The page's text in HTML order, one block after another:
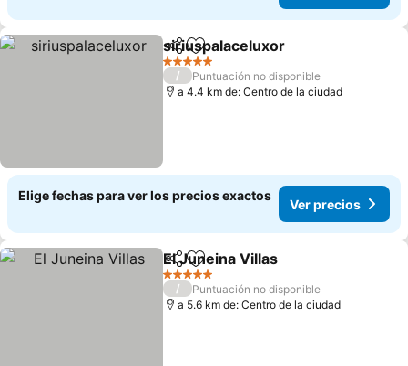
CompartirAgregar a favoritos
siriuspalaceluxor
5 Estrellas
/
Puntuación no disponible
a 4.4 km de: Centro de la ciudad
Elige fechas para ver los precios exactos
Ver precios
CompartirAgregar a favoritos
El Juneina Villas
5 Estrellas
/
Puntuación no disponible
a 5.6 km de: Centro de la ciudad